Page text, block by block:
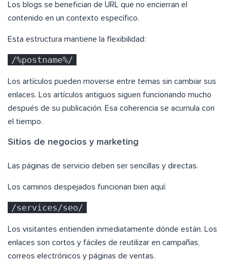
Los blogs se benefician de URL que no encierran el
contenido en un contexto específico.
Esta estructura mantiene la flexibilidad:
/%postname%/
Los artículos pueden moverse entre temas sin cambiar sus
enlaces. Los artículos antiguos siguen funcionando mucho
después de su publicación. Esa coherencia se acumula con
el tiempo.
Sitios de negocios y marketing
Las páginas de servicio deben ser sencillas y directas.
Los caminos despejados funcionan bien aquí:
/services/seo/
Los visitantes entienden inmediatamente dónde están. Los
enlaces son cortos y fáciles de reutilizar en campañas,
correos electrónicos y páginas de ventas.